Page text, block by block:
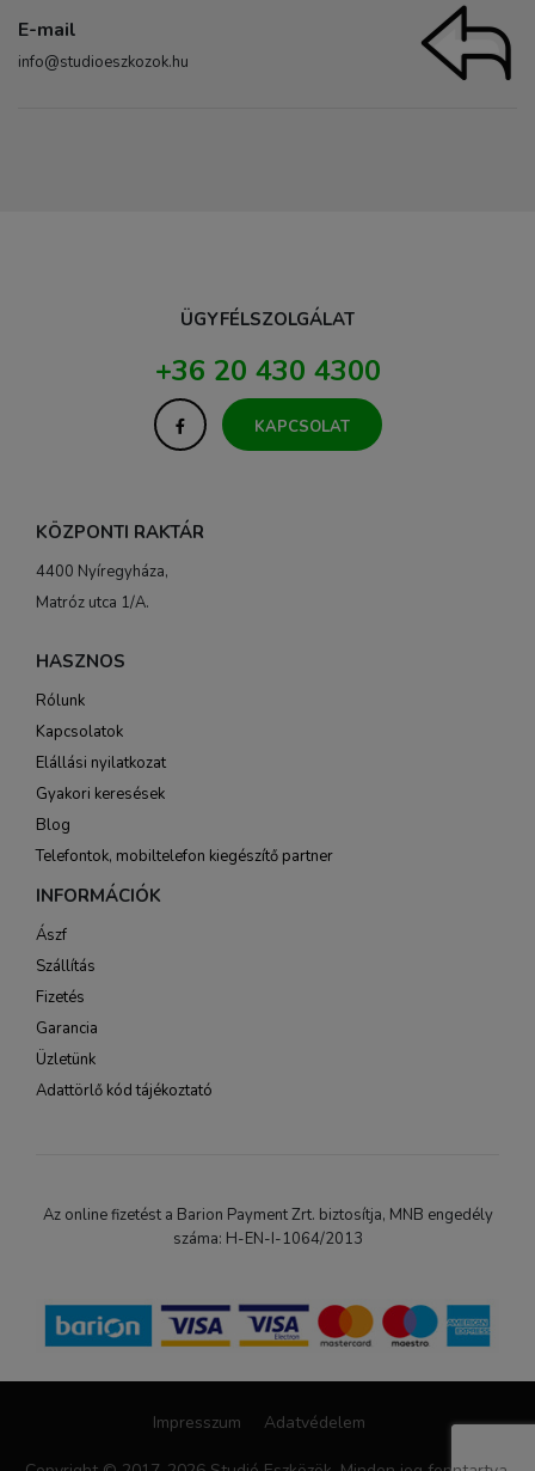
E-mail
info@studioeszkozok.hu
ÜGYFÉLSZOLGÁLAT
+36 20 430 4300
KAPCSOLAT
KÖZPONTI RAKTÁR
4400 Nyíregyháza,
Matróz utca 1/A.
HASZNOS
Rólunk
Kapcsolatok
Elállási nyilatkozat
Gyakori keresések
Blog
Telefontok, mobiltelefon kiegészítő partner
INFORMÁCIÓK
Ászf
Szállítás
Fizetés
Garancia
Üzletünk
Adattörlő kód tájékoztató
Az online fizetést a Barion Payment Zrt. biztosítja, MNB engedély
száma: H-EN-I-1064/2013
Impresszum Adatvédelem